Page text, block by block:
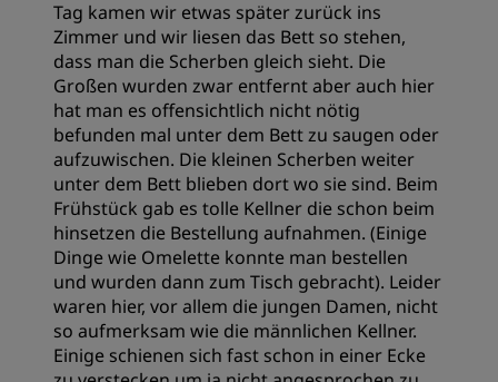
Tag kamen wir etwas später zurück ins
Zimmer und wir liesen das Bett so stehen,
dass man die Scherben gleich sieht. Die
Großen wurden zwar entfernt aber auch hier
hat man es offensichtlich nicht nötig
befunden mal unter dem Bett zu saugen oder
aufzuwischen. Die kleinen Scherben weiter
unter dem Bett blieben dort wo sie sind. Beim
Frühstück gab es tolle Kellner die schon beim
hinsetzen die Bestellung aufnahmen. (Einige
Dinge wie Omelette konnte man bestellen
und wurden dann zum Tisch gebracht). Leider
waren hier, vor allem die jungen Damen, nicht
so aufmerksam wie die männlichen Kellner.
Einige schienen sich fast schon in einer Ecke